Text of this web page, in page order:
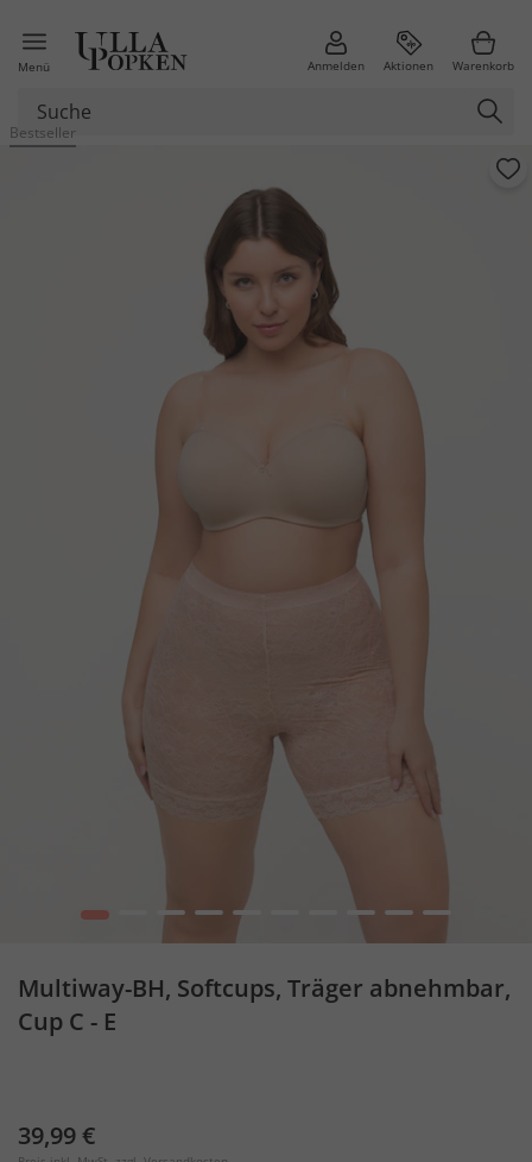
Menü Anmelden Aktionen Warenkorb
Bestseller
1 3 4 5 8 9 10
Multiway-BH, Softcups, Träger abnehmbar,
Cup C - E
39,99 €